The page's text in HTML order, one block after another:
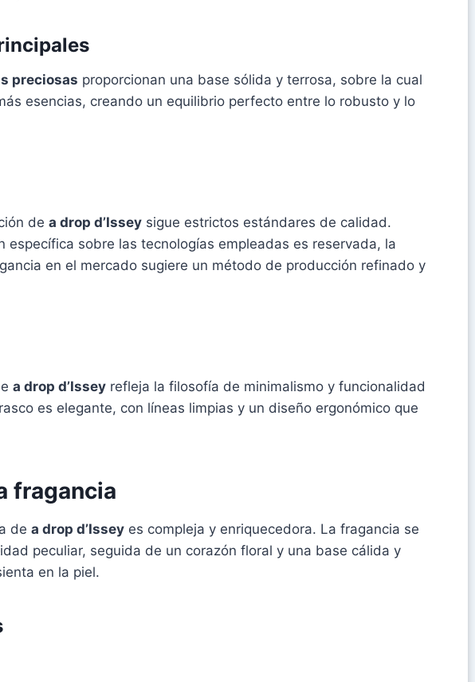
preciosas proporcionan una base sólida y terrosa, sobre la cual
esencias, creando un equilibrio perfecto entre lo robusto y lo
de a drop d’Issey sigue estrictos estándares de calidad.
específica sobre las tecnologías empleadas es reservada, la
en el mercado sugiere un método de producción refinado y
a drop d’Issey refleja la filosofía de minimalismo y funcionalidad
es elegante, con líneas limpias y un diseño ergonómico que
fragancia
de a drop d’Issey es compleja y enriquecedora. La fragancia se
peculiar, seguida de un corazón floral y una base cálida y
en la piel.